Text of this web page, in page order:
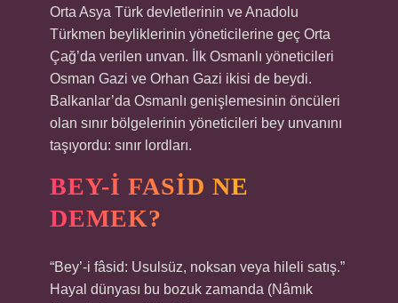
Orta Asya Türk devletlerinin ve Anadolu
Türkmen beyliklerinin yöneticilerine geç Orta
Çağ’da verilen unvan. İlk Osmanlı yöneticileri
Osman Gazi ve Orhan Gazi ikisi de beydi.
Balkanlar’da Osmanlı genişlemesinin öncüleri
olan sınır bölgelerinin yöneticileri bey unvanını
taşıyordu: sınır lordları.
BEY-I FASID NE
DEMEK?
“Bey’-i fâsid: Usulsüz, noksan veya hileli satış.”
Hayal dünyası bu bozuk zamanda (Nâmık